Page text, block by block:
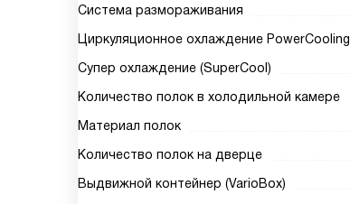
Система размораживания
Циркуляционное охлаждение PowerCooling
Супер охлаждение (SuperCool)
Количество полок в холодильной камере
Материал полок
Количество полок на дверце
Выдвижной контейнер (VarioBox)